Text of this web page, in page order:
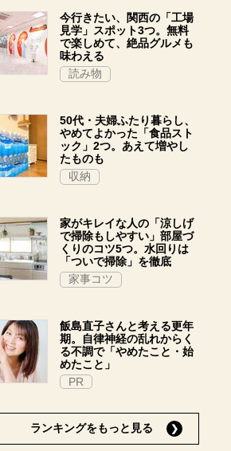
今行きたい、関西の「工場
見学」スポット3つ。無料
で楽しめて、絶品グルメも
味わえる
読み物
50代・夫婦ふたり暮らし、
やめてよかった「食品スト
ック」2つ。あえて増やし
たものも
収納
家がキレイな人の「涼しげ
で掃除もしやすい」部屋づ
くりのコツ5つ。水回りは
「ついで掃除」を徹底
家事コツ
飯島直子さんと考える更年
期。自律神経の乱れからく
る不調で「やめたこと・始
めたこと」
PR
ランキングをもっと見る